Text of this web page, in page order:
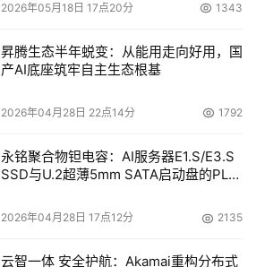
2026年05月18日 17点20分 1343
昇腾生态半年蜕变：从能用走向好用，国
产AI底座筑牢自主生态根基
2026年04月28日 22点14分 1792
永铭聚合物钽电容：AI服务器E1.S/E3.S
SSD与U.2超薄5mm SATA启动盘的PLP
2026年04月28日 17点12分 2135
云智一体 安全护航：Akamai重构分布式